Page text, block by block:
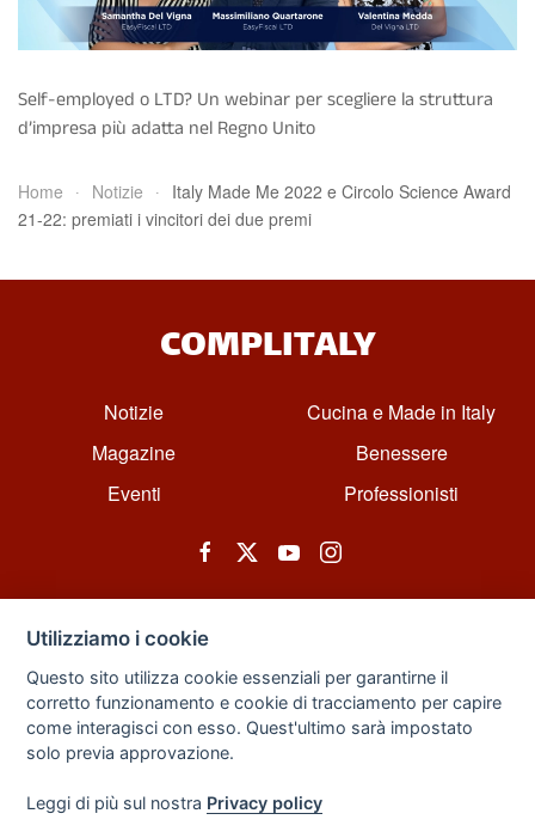
Self-employed o LTD? Un webinar per scegliere la struttura
d’impresa più adatta nel Regno Unito
Home Notizie
Italy Made Me 2022 e Circolo Science Award
21-22: premiati i vincitori dei due premi
COMPLITALY
Notizie
Magazine
Eventi
Cucina e Made in Italy
Benessere
Professionisti
© All rights reserved. Powered by Zarix Solution LTD, Forest House
Business Centre, 8 Gainsborough Road, London, England, E11 1HT.
Privacy Policy |Sitemap
Utilizziamo i cookie
Questo sito utilizza cookie essenziali per garantirne il
corretto funzionamento e cookie di tracciamento per capire
come interagisci con esso. Quest'ultimo sarà impostato
solo previa approvazione.
Leggi di più sul nostra Privacy policy